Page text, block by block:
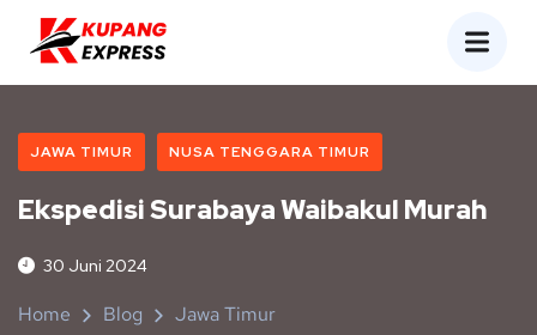
JAWA TIMUR NUSA TENGGARA TIMUR
Ekspedisi Surabaya Waibakul Murah
30 Juni 2024
Home Blog
Jawa Timur